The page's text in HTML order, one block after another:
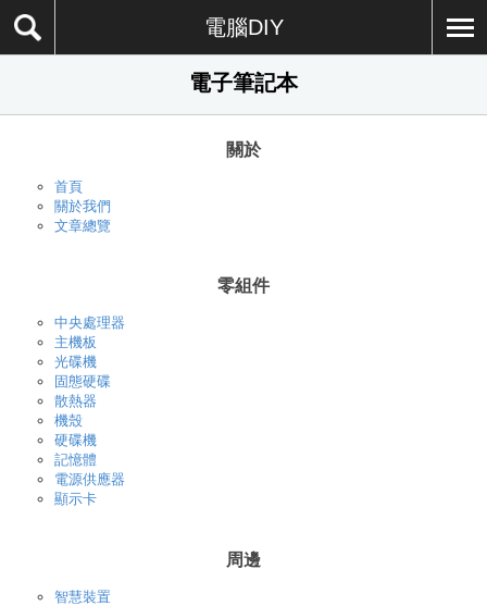
電腦DIY
電子筆記本
關於
首頁
關於我們
文章總覽
零組件
中央處理器
主機板
光碟機
固態硬碟
散熱器
機殼
硬碟機
記憶體
電源供應器
顯示卡
周邊
智慧裝置